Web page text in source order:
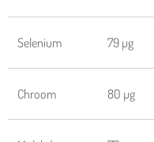
Selenium 79 µg
Chroom 80 µg